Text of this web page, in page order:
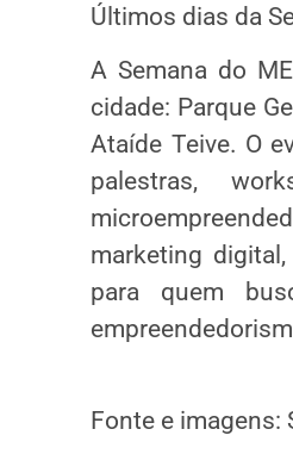
Últimos dias da
A Semana do
cidade: Parque
Ataíde Teive. O
palestras,
marketing
para quem
Fonte e imagens: